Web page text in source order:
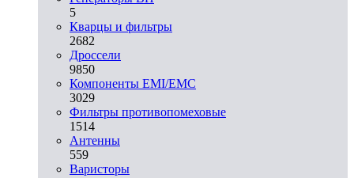
5
Кварцы и фильтры
2682
Дроссели
9850
Компоненты EMI/EMC
3029
Фильтры противопомеховые
1514
Антенны
559
Варисторы